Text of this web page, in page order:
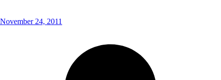
November 24, 2011